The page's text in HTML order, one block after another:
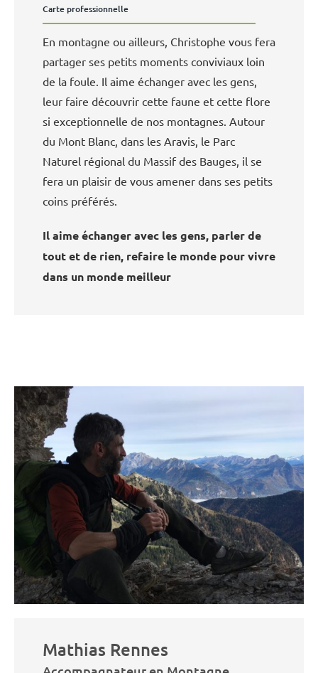
Carte professionnelle
En montagne ou ailleurs, Christophe vous fera
partager ses petits moments conviviaux loin
de la foule. Il aime échanger avec les gens,
leur faire découvrir cette faune et cette flore
si exceptionnelle de nos montagnes. Autour
du Mont Blanc, dans les Aravis, le Parc
Naturel régional du Massif des Bauges, il se
fera un plaisir de vous amener dans ses petits
coins préférés.
Il aime échanger avec les gens, parler de
tout et de rien, refaire le monde pour vivre
dans un monde meilleur
Mathias Rennes